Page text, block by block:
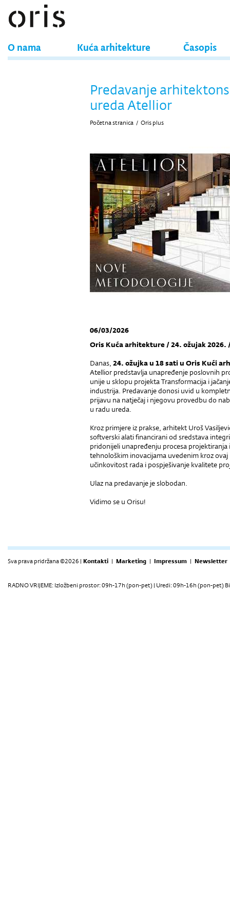
O nama Kuća arhitekture Časopis
Predavanje
ureda Atellior
Početna stranica / Oris plus
06/03/2026
Oris Kuća arhitekture / 24. ožujak 2026.
Danas, 24. ožujka u 18 sati u Oris Kući
Atellior predstavlja unapređenje poslovnih
unije u sklopu projekta Transformacija i
industrija. Predavanje donosi uvid u
prijavu na natječaj i njegovu provedbu do
u radu ureda.
Kroz primjere iz prakse, arhitekt Uroš
softverski alati financirani od sredstava
pridonijeli unapređenju procesa projektiranja
tehnološkim inovacijama uvedenim kroz
učinkovitost rada i pospješivanje kvalitete
Ulaz na predavanje je slobodan.
Vidimo se u Orisu!
Sva prava pridržana ©2026 | Kontakti | Marketing | Impressum | Newsletter
RADNO VRIJEME: Izložbeni prostor: 09h-17h (pon-pet) | Uredi: 09h-16h (pon-pet)